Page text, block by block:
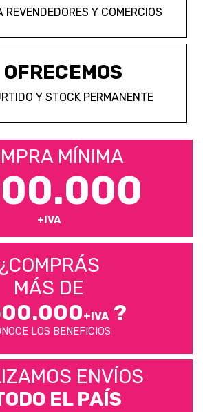
REVENDEDORES Y COMERCIOS
Y STOCK PERMANENTE
MÍNIMA
+IVA
¿COMPRÁS
MÁS DE
+IVA?
LOS BENEFICIOS
ENVÍOS
EL PAÍS